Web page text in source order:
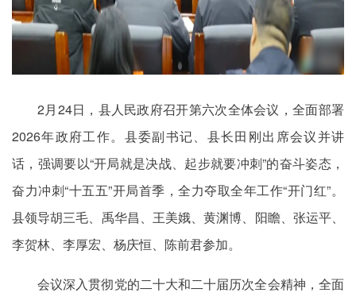
2月24日，县人民政府召开第六次全体会议，全面部署
2026年政府工作。县委副书记、县长田刚出席会议并讲
话，强调要以“开局就是决战、起步就要冲刺”的奋斗姿态，
奋力冲刺“十五五”开局首季，全力夺取全年工作“开门红”。
县领导胡三毛、禹华昌、王美娥、黄渊博、阳瞻、张运平、
李贺林、李厚宏、杨庆恒、陈前君参加。
会议深入贯彻党的二十大和二十届历次全会精神，全面